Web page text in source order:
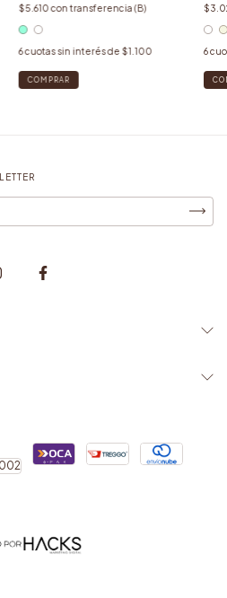
$5.610con transferencia (B)
6cuotas sin interés de $1.100
COMPRAR
6